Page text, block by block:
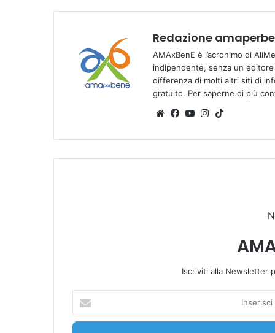
Redazione
AMAxBenE è l’acronimo di
indipendente, senza un
differenza di molti altri siti di
gratuito. Per saperne di più
We
te
Fa
bo
ok
Yo
Tu
be
Ins
ra
m
k
Iscriviti alla Newsletter
s